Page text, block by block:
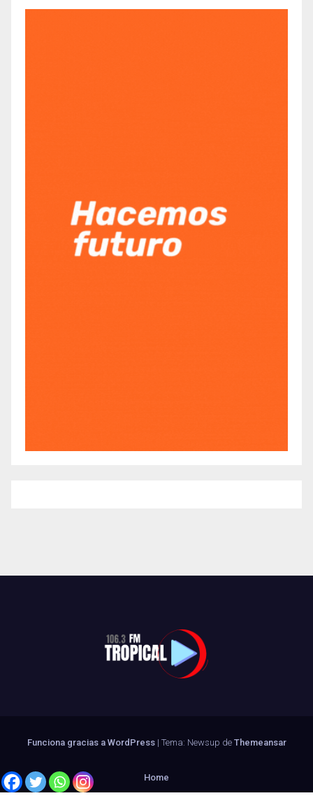
Funciona gracias a WordPress | Tema: Newsup de Themeansar
Home